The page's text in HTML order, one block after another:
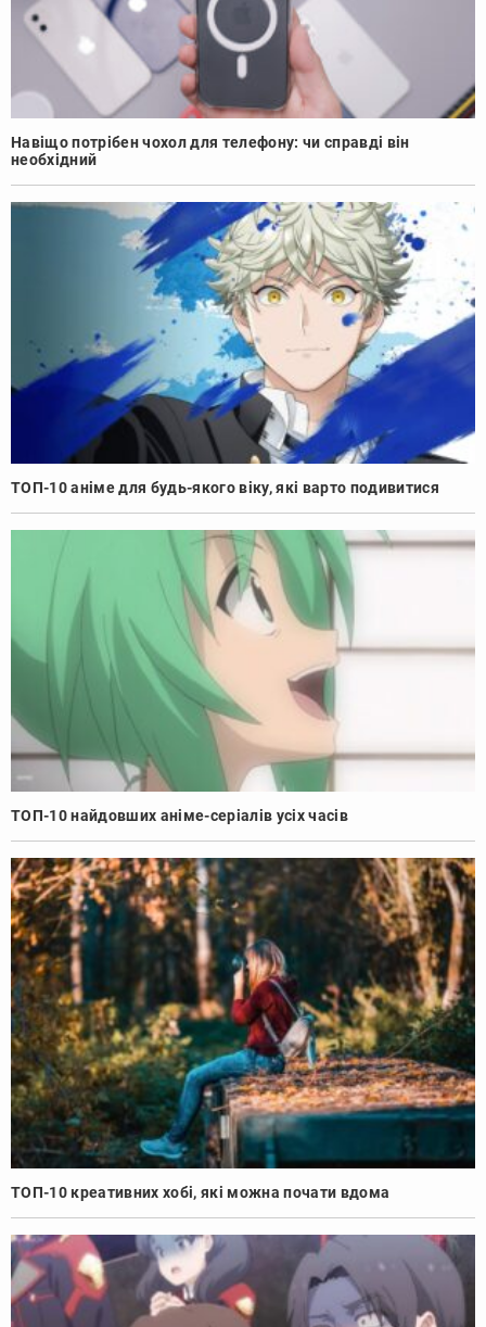
Навіщо потрібен чохол для телефону: чи справді він
необхідний
ТОП-10 аніме для будь-якого віку, які варто подивитися
ТОП-10 найдовших аніме-серіалів усіх часів
ТОП-10 креативних хобі, які можна почати вдома